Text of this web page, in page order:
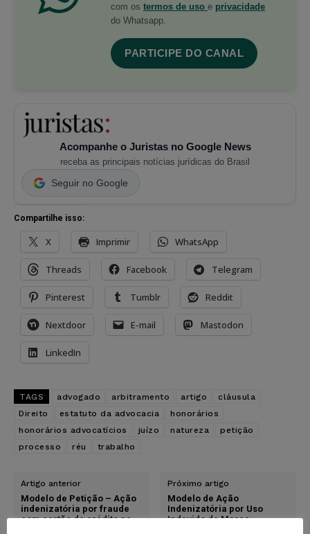
com os termos de uso e privacidade
do Whatsapp.
PARTICIPE DO CANAL
Acompanhe o Juristas no Google News
receba as principais notícias jurídicas do Brasil
Seguir no Google
Compartilhe isso:
X Imprimir WhatsApp
Threads Facebook Telegram
Pinterest Tumblr Reddit
Nextdoor E-mail Mastodon
LinkedIn
TAGS advogado arbitramento artigo
cláusula
Direito
estatuto da advocacia
honorários
honorários advocatícios
juízo natureza
petição
processo
réu trabalho
Artigo anterior
Modelo de Petição – Ação
indenizatória por fraude
com cartão de crédito na
Próximo artigo
Modelo de Ação
Indenizatória por Uso
Indevido de Marca